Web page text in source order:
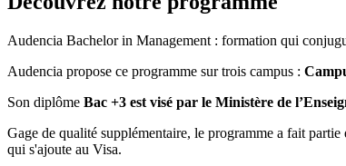
Audencia Bachelor in Management : formation qui
Audencia propose ce programme sur trois campus :
Son diplôme Bac +3 est visé par le Ministère de
Gage de qualité supplémentaire, le programme a fait
qui s'ajoute au Visa.